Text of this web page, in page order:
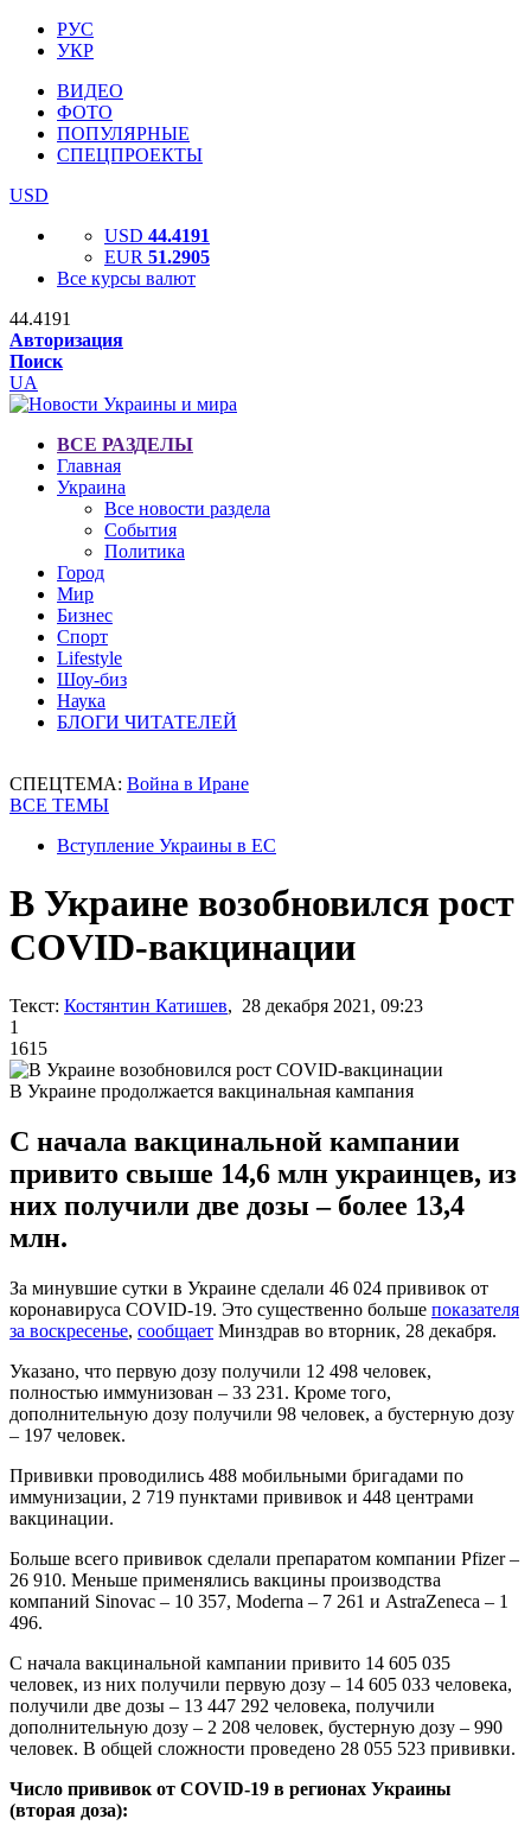
РУС
УКР
ВИДЕО
ФОТО
ПОПУЛЯРНЫЕ
СПЕЦПРОЕКТЫ
USD
USD 44.4191
EUR 51.2905
Все курсы валют
44.4191
Авторизация
Поиск
UA
ВСЕ РАЗДЕЛЫ
Главная
Украина
Все новости раздела
События
Политика
Город
Мир
Бизнес
Спорт
Lifestyle
Шоу-биз
Наука
БЛОГИ ЧИТАТЕЛЕЙ
СПЕЦТЕМА: Война в Иране
ВСЕ ТЕМЫ
Вступление Украины в ЕС
В Украине возобновился рост
COVID-вакцинации
Текст: Костянтин Катишев, 28 декабря 2021, 09:23
1
1615
В Украине продолжается вакцинальная кампания
С начала вакцинальной кампании
привито свыше 14,6 млн украинцев, из
них получили две дозы – более 13,4
млн.
За минувшие сутки в Украине сделали 46 024 прививок от
коронавируса COVID-19. Это существенно больше показателя
за воскресенье, сообщает Минздрав во вторник, 28 декабря.
Указано, что первую дозу получили 12 498 человек,
полностью иммунизован – 33 231. Кроме того,
дополнительную дозу получили 98 человек, а бустерную дозу
– 197 человек.
Прививки проводились 488 мобильными бригадами по
иммунизации, 2 719 пунктами прививок и 448 центрами
вакцинации.
Больше всего прививок сделали препаратом компании Pfizer –
26 910. Меньше применялись вакцины производства
компаний Sinovac – 10 357, Moderna – 7 261 и AstraZeneca – 1
496.
С начала вакцинальной кампании привито 14 605 035
человек, из них получили первую дозу – 14 605 033 человека,
получили две дозы – 13 447 292 человека, получили
дополнительную дозу – 2 208 человек, бустерную дозу – 990
человек. В общей сложности проведено 28 055 523 прививки.
Число прививок от COVID-19 в регионах Украины
(вторая доза):